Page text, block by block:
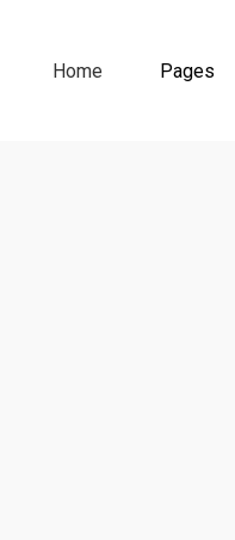
Home Pages